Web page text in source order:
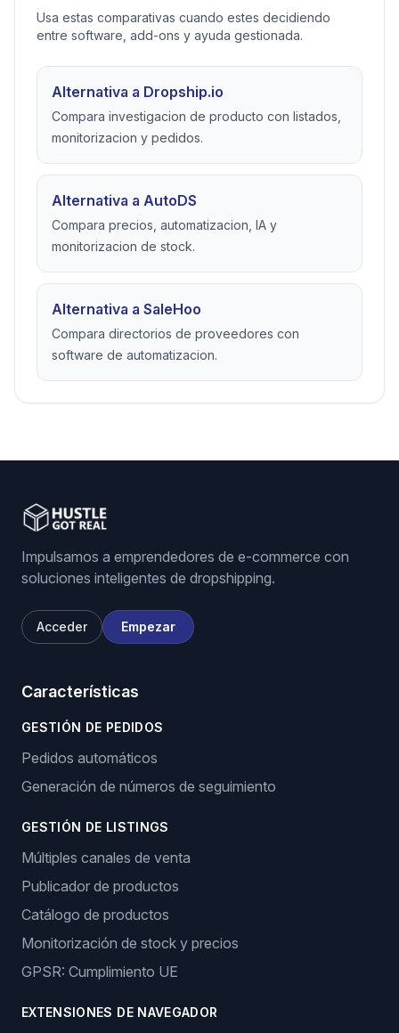
Usa estas comparativas cuando estes decidiendo
entre software, add-ons y ayuda gestionada.
Alternativa a Dropship.io
Compara investigacion de producto con listados,
monitorizacion y pedidos.
Alternativa a AutoDS
Compara precios, automatizacion, IA y
monitorizacion de stock.
Alternativa a SaleHoo
Compara directorios de proveedores con
software de automatizacion.
Impulsamos a emprendedores de e-commerce con
soluciones inteligentes de dropshipping.
Acceder Empezar
Características
GESTIÓN DE PEDIDOS
Pedidos automáticos
Generación de números de seguimiento
GESTIÓN DE LISTINGS
Múltiples canales de venta
Publicador de productos
Catálogo de productos
Monitorización de stock y precios
GPSR: Cumplimiento UE
EXTENSIONES DE NAVEGADOR